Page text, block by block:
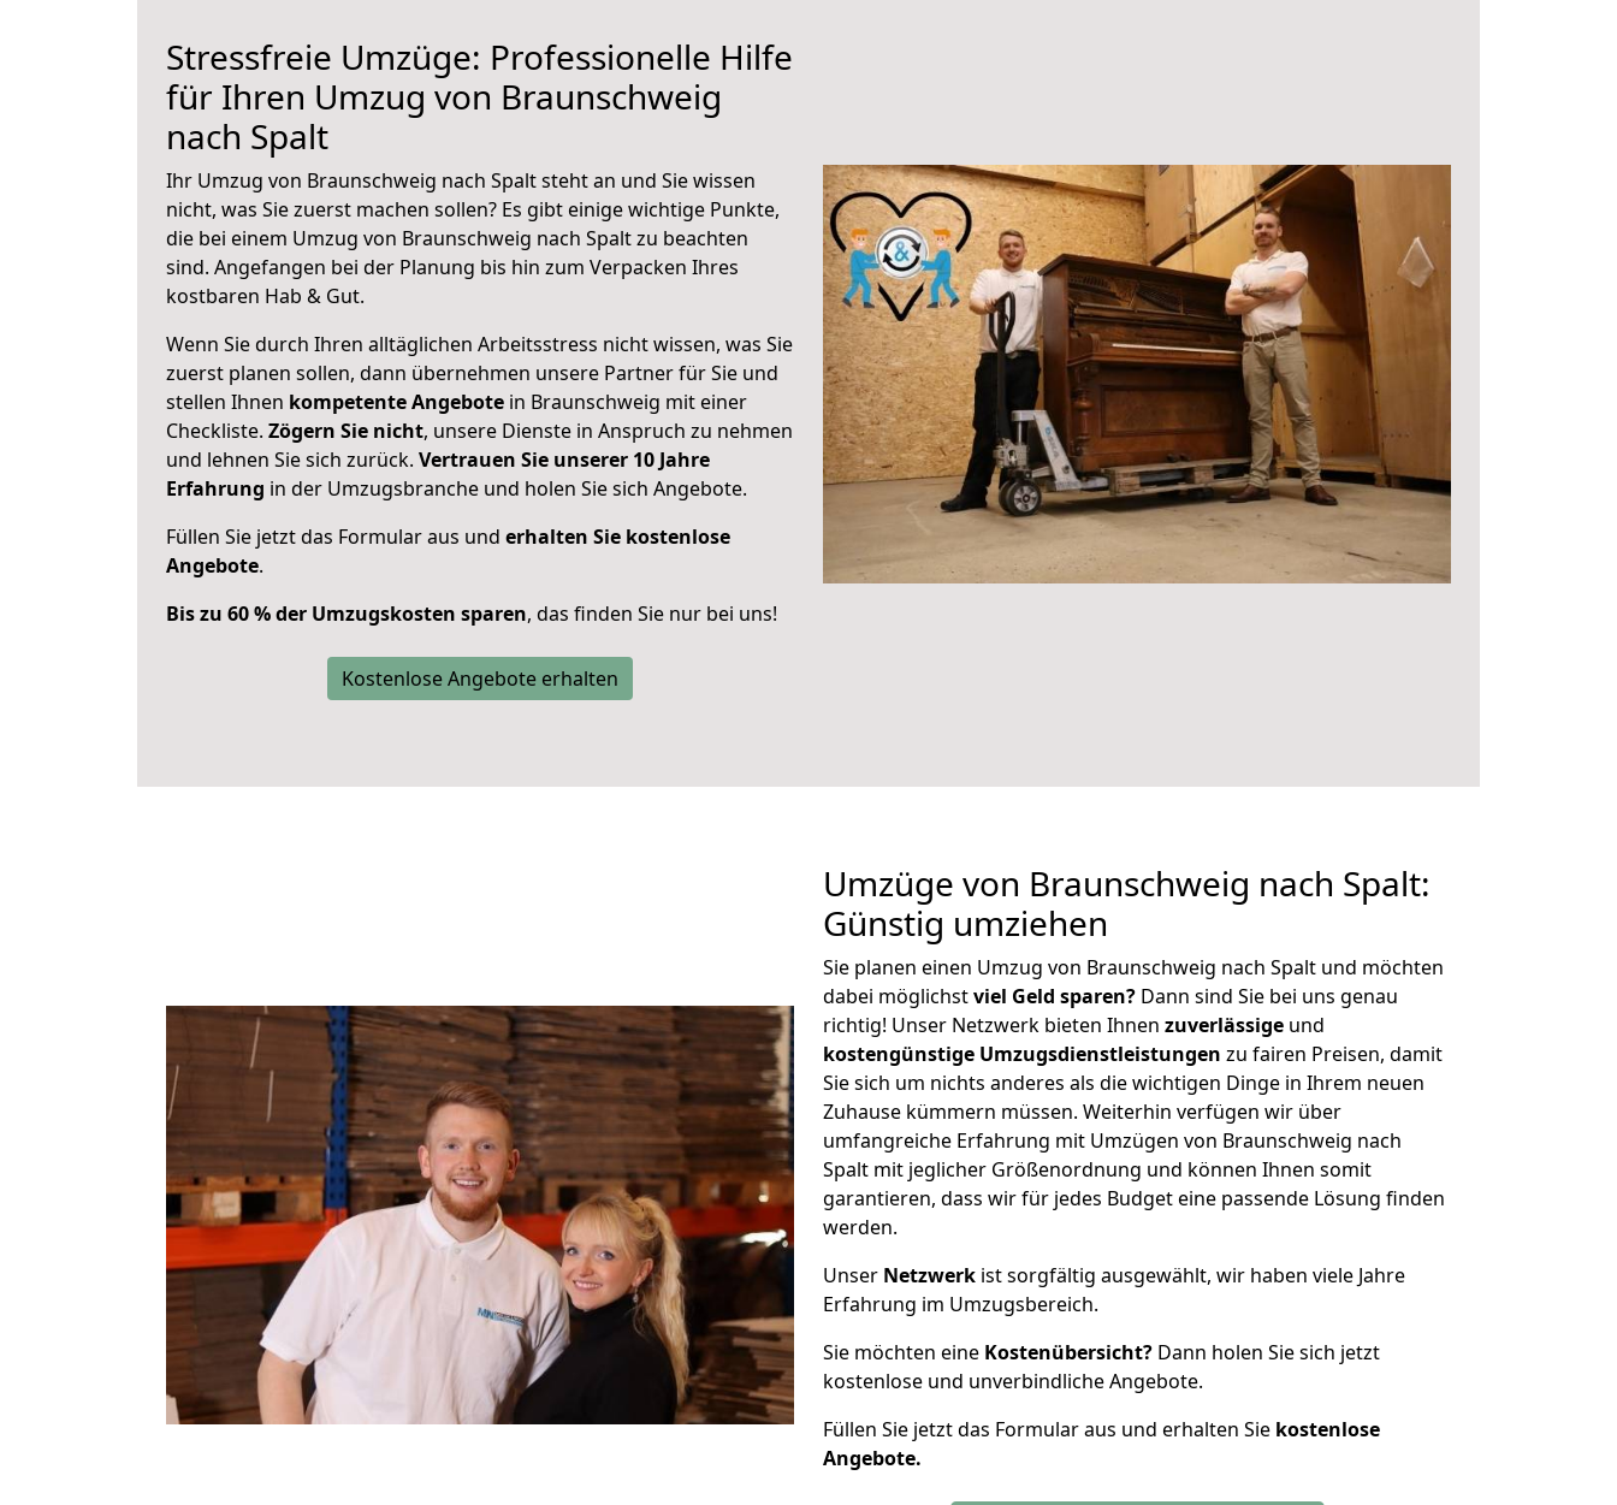
Stressfreie Umzüge: Professionelle Hilfe
für Ihren Umzug von Braunschweig
nach Spalt
Ihr Umzug von Braunschweig nach Spalt steht an und Sie wissen
nicht, was Sie zuerst machen sollen? Es gibt einige wichtige Punkte,
die bei einem Umzug von Braunschweig nach Spalt zu beachten
sind. Angefangen bei der Planung bis hin zum Verpacken Ihres
kostbaren Hab & Gut.
Wenn Sie durch Ihren alltäglichen Arbeitsstress nicht wissen, was Sie
zuerst planen sollen, dann übernehmen unsere Partner für Sie und
stellen Ihnen kompetente Angebote in Braunschweig mit einer
Checkliste. Zögern Sie nicht, unsere Dienste in Anspruch zu nehmen
und lehnen Sie sich zurück. Vertrauen Sie unserer 10 Jahre
Erfahrung in der Umzugsbranche und holen Sie sich Angebote.
Füllen Sie jetzt das Formular aus und erhalten Sie kostenlose
Angebote.
Bis zu 60 % der Umzugskosten sparen, das finden Sie nur bei uns!
Kostenlose Angebote erhalten
Umzüge von Braunschweig nach Spalt:
Günstig umziehen
Sie planen einen Umzug von Braunschweig nach Spalt und möchten
dabei möglichstviel Geld sparen? Dann sind Sie bei uns genau
richtig! Unser Netzwerk bieten Ihnen zuverlässige und
kostengünstige Umzugsdienstleistungen zu fairen Preisen, damit
Sie sich um nichts anderes als die wichtigen Dinge in Ihrem neuen
Zuhause kümmern müssen. Weiterhin verfügen wir über
umfangreiche Erfahrung mit Umzügen von Braunschweig nach
Spalt mit jeglicher Größenordnung und können Ihnen somit
garantieren, dass wir für jedes Budget eine passende Lösung finden
werden.
Unser Netzwerk ist sorgfältig ausgewählt, wir haben viele Jahre
Erfahrung im Umzugsbereich.
Sie möchten eine Kostenübersicht? Dann holen Sie sich jetzt
kostenlose und unverbindliche Angebote.
Füllen Sie jetzt das Formular aus und erhalten Sie kostenlose
Angebote.